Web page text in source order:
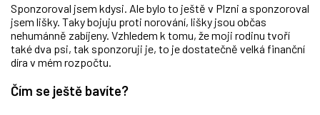
Sponzoroval jsem kdysi. Ale bylo to ještě v Plzni a sponzoroval
jsem lišky. Taky bojuju proti norování, lišky jsou občas
nehumánně zabíjeny. Vzhledem k tomu, že moji rodinu tvoří
také dva psi, tak sponzoruji je, to je dostatečně velká finanční
díra v mém rozpočtu.
Čím se ještě bavíte?